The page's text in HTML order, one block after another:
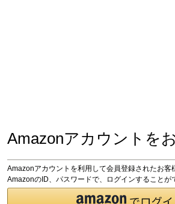
Amazonアカウントを
Amazonアカウントを利用して会員登録されたお客
AmazonのID、パスワードで、ログインすることが